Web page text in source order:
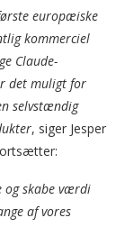
europæiske
kommerciel
Claude-
det muligt for
selvstændig
, siger Jesper
og skabe værdi
af vores